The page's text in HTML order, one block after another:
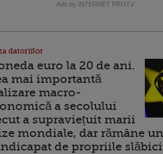
Ads by INTERNET PROTV
datoriilor
euro la 20 de ani.
mai importantă
macro-
a secolului
a supraviețuit marii
mondiale, dar rămâne
de propriile